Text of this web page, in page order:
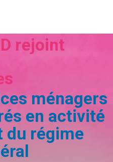
rejoint
ménagers
en activité
du régime